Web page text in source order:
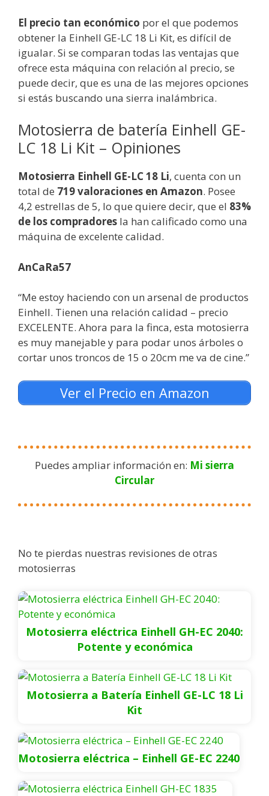
El precio tan económico por el que podemos
obtener la Einhell GE-LC 18 Li Kit, es difícil de
igualar. Si se comparan todas las ventajas que
ofrece esta máquina con relación al precio, se
puede decir, que es una de las mejores opciones
si estás buscando una sierra inalámbrica.
Motosierra de batería Einhell GE-
LC 18 Li Kit – Opiniones
Motosierra Einhell GE-LC 18 Li, cuenta con un
total de 719 valoraciones en Amazon. Posee
4,2 estrellas de 5, lo que quiere decir, que el 83%
de los compradores la han calificado como una
máquina de excelente calidad.
AnCaRa57
“Me estoy haciendo con un arsenal de productos
Einhell. Tienen una relación calidad – precio
EXCELENTE. Ahora para la finca, esta motosierra
es muy manejable y para podar unos árboles o
cortar unos troncos de 15 o 20cm me va de cine.”
Ver el Precio en Amazon
Puedes ampliar información en: Mi sierra
Circular
No te pierdas nuestras revisiones de otras
motosierras
Motosierra eléctrica Einhell GH-EC 2040:
Potente y económica
Motosierra a Batería Einhell GE-LC 18 Li
Kit
Motosierra eléctrica – Einhell GE-EC 2240